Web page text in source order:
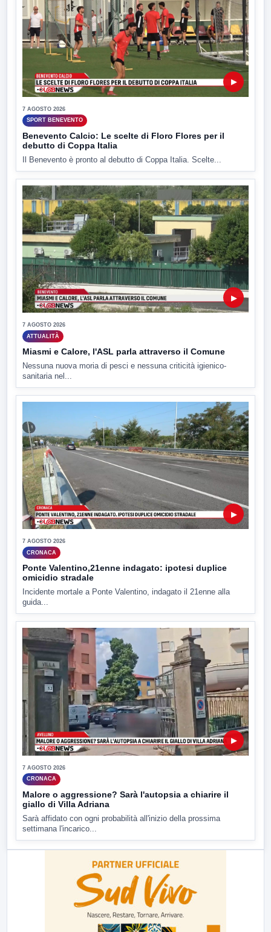
▶
7 AGOSTO 2026
SPORT BENEVENTO
Benevento Calcio: Le scelte di Floro Flores per il
debutto di Coppa Italia
Il Benevento è pronto al debutto di Coppa Italia. Scelte...
▶
7 AGOSTO 2026
ATTUALITÀ
Miasmi e Calore, l'ASL parla attraverso il Comune
Nessuna nuova moria di pesci e nessuna criticità igienico-
sanitaria nel...
▶
7 AGOSTO 2026
CRONACA
Ponte Valentino,21enne indagato: ipotesi duplice
omicidio stradale
Incidente mortale a Ponte Valentino, indagato il 21enne alla
guida...
▶
7 AGOSTO 2026
CRONACA
Malore o aggressione? Sarà l'autopsia a chiarire il
giallo di Villa Adriana
Sarà affidato con ogni probabilità all'inizio della prossima
settimana l'incarico...